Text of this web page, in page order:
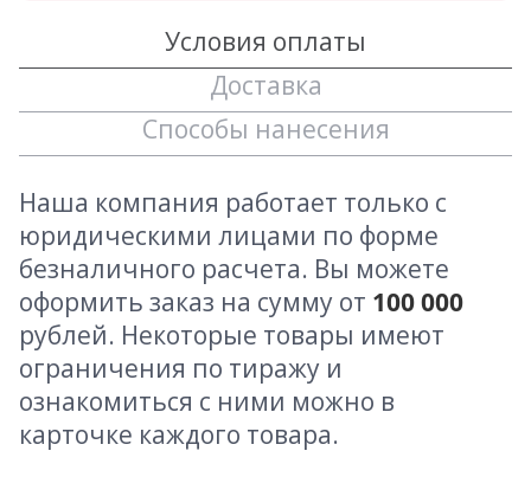
Условия оплаты
Доставка
Способы нанесения
Наша компания работает только с
юридическими лицами по форме
безналичного расчета. Вы можете
оформить заказ на сумму от 100 000
рублей. Некоторые товары имеют
ограничения по тиражу и
ознакомиться с ними можно в
карточке каждого товара.